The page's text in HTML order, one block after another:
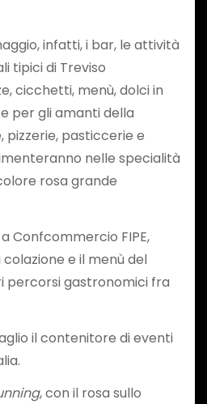
infatti, i bar, le attività
tipici di Treviso
cicchetti, menù, dolci in
per gli amanti della
pasticcerie e
nelle specialità
rosa grande
Confcommercio FIPE,
e il menù del
percorsi gastronomici fra
il contenitore di eventi
, con il rosa sullo